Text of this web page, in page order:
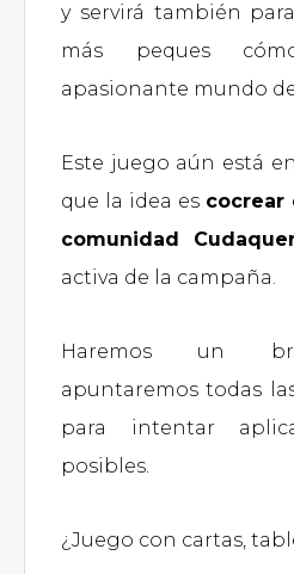
y servirá también
más peques
apasionante mundo
Este juego aún está
que la idea es cocrear
comunidad
activa de la campaña.
Haremos un
apuntaremos todas
para intentar
posibles.
¿Juego con cartas,